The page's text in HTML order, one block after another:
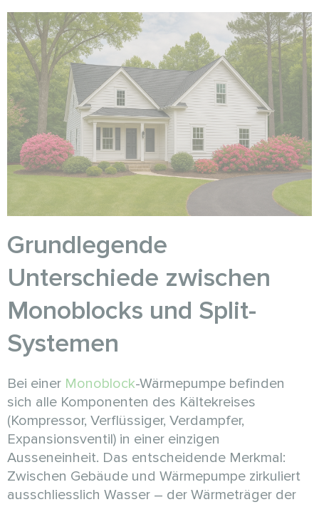
Grundlegende
Unterschiede zwischen
Monoblocks und Split-
Systemen
Bei einer Monoblock-Wärmepumpe befinden
sich alle Komponenten des Kältekreises
(Kompressor, Verflüssiger, Verdampfer,
Expansionsventil) in einer einzigen
Ausseneinheit. Das entscheidende Merkmal:
Zwischen Gebäude und Wärmepumpe zirkuliert
ausschliesslich Wasser – der Wärmeträger der